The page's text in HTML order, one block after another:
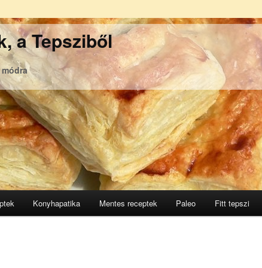
a Tepsziből
Konyhapatika Mentes receptek Paleo Fitt tepszi